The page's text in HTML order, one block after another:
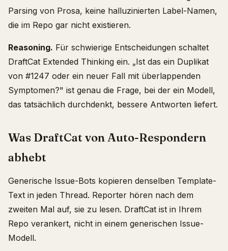
Parsing von Prosa, keine halluzinierten Label-Namen,
die im Repo gar nicht existieren.
Reasoning. Für schwierige Entscheidungen schaltet
DraftCat Extended Thinking ein. „Ist das ein Duplikat
von #1247 oder ein neuer Fall mit überlappenden
Symptomen?" ist genau die Frage, bei der ein Modell,
das tatsächlich durchdenkt, bessere Antworten liefert.
Was DraftCat von Auto-Respondern
abhebt
Generische Issue-Bots kopieren denselben Template-
Text in jeden Thread. Reporter hören nach dem
zweiten Mal auf, sie zu lesen. DraftCat ist in Ihrem
Repo verankert, nicht in einem generischen Issue-
Modell.